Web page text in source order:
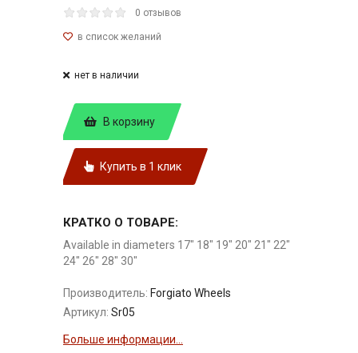
0 отзывов
нет в наличии
В корзину
Купить в 1 клик
КРАТКО О ТОВАРЕ:
Available in diameters 17" 18" 19" 20" 21" 22"
24" 26" 28" 30"
Производитель: Forgiato Wheels
Артикул: Sr05
Больше информации...